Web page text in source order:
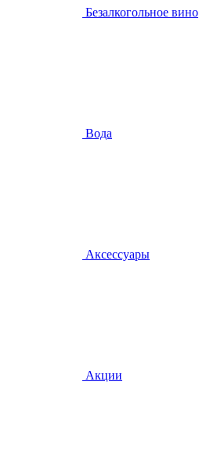
Безалкогольное вино
Вода
Аксессуары
Акции